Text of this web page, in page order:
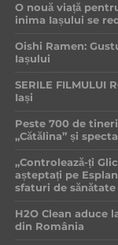
O nouă viață
inima Iașului se
Oishi Ramen:
Iașului
SERILE FILMULUI
Iași
Peste 700 de
„Cătălina” și
„Controlează-ți
așteptați pe
sfaturi de sănătate
H2O Clean aduce
din România